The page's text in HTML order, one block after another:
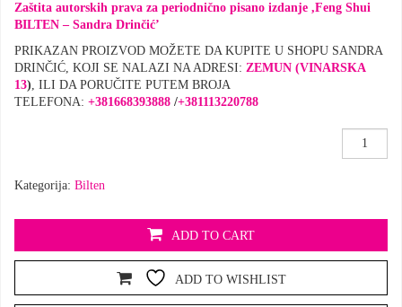
Zaštita autorskih prava za periodnično pisano izdanje ,Feng Shui
BILTEN – Sandra Drinčić’
PRIKAZAN PROIZVOD MOŽETE DA KUPITE U SHOPU SANDRA
DRINČIĆ, KOJI SE NALAZI NA ADRESI: ZEMUN (VINARSKA
13), ILI DA PORUČITE PUTEM BROJA
TELEFONA: +381668393888 /+381113220788
BILTEN
Kategorija: Bilten
ADD TO CART
ADD TO WISHLIST